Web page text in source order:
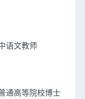
语文教师
通高等院校博士